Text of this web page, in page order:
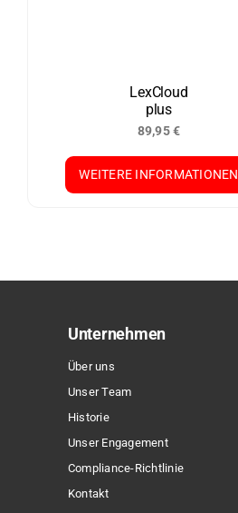
LexCloud
plus
89,95€
WEITERE INFORMATIONEN
Unternehmen
Über uns
Unser Team
Historie
Unser Engagement
Compliance-Richtlinie
Kontakt